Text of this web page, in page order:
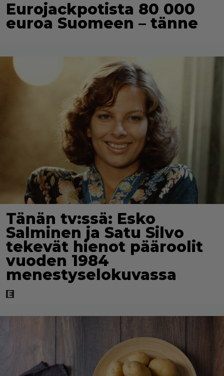
Eurojackpotista 80 000
euroa Suomeen – tänne
Tänän tv:ssä: Esko
Salminen ja Satu Silvo
tekevät hienot pääroolit
vuoden 1984
menestyselokuvassa